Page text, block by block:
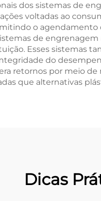
dos sistemas de
voltadas ao
o
de
Esses sistemas
do
retornos por meio
que alternativas
Dicas